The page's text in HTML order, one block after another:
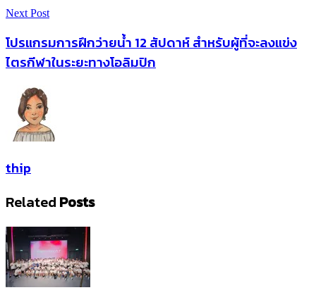
Next Post
โปรแกรมการฝึกว่ายน้ำ 12 สัปดาห์ สำหรับผู้ที่จะลงแข่ง
ไตรกีฬาในระยะทางโอลิมปิก
thip
Related Posts